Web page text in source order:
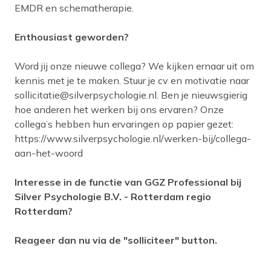
EMDR en schematherapie.
Enthousiast geworden?
Word jij onze nieuwe collega? We kijken ernaar uit om
kennis met je te maken. Stuur je cv en motivatie naar
sollicitatie@silverpsychologie.nl. Ben je nieuwsgierig
hoe anderen het werken bij ons ervaren? Onze
collega’s hebben hun ervaringen op papier gezet:
https://www.silverpsychologie.nl/werken-bij/collega-
aan-het-woord
Interesse in de functie van GGZ Professional bij
Silver Psychologie B.V. - Rotterdam regio
Rotterdam?
Reageer dan nu via de "solliciteer" button.